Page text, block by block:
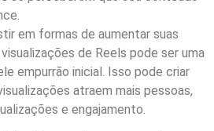
em formas de aumentar suas
de Reels pode ser uma
empurrão inicial. Isso pode criar
atraem mais pessoas,
e engajamento.